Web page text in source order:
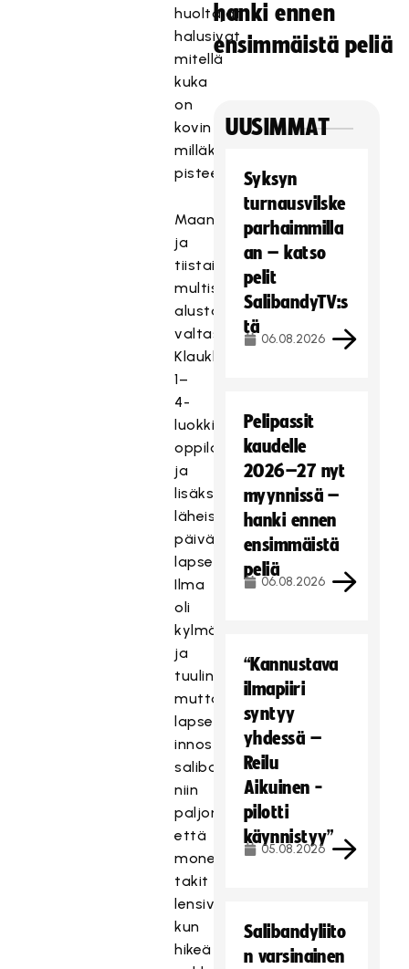
huoltajat
halusivat
mitellä
kuka
on
kovin
milläkin
pisteellä.
Maanantaina
ja
tiistaina
multisport-
alustan
valtasivat
Klaukkalan
1–
4-
luokkien
oppilaat
ja
lisäksi
läheisen
päiväkodin
lapset.
Ilma
oli
kylmä
ja
tuulinen,
mutta
lapset
innostuivat
salibandysta
niin
paljon,
että
monella
takit
lensivät,
kun
hikeä
hanki ennen
ensimmäistä peliä
UUSIMMAT
Syksyn
turnausvilske
parhaimmilla
an – katso
pelit
SalibandyTV:s
tä
06.08.2026
Pelipassit
kaudelle
2026–27 nyt
myynnissä –
hanki ennen
ensimmäistä
peliä
06.08.2026
“Kannustava
ilmapiiri
syntyy
yhdessä –
Reilu
Aikuinen -
pilotti
käynnistyy”
05.08.2026
Salibandyliito
n varsinainen